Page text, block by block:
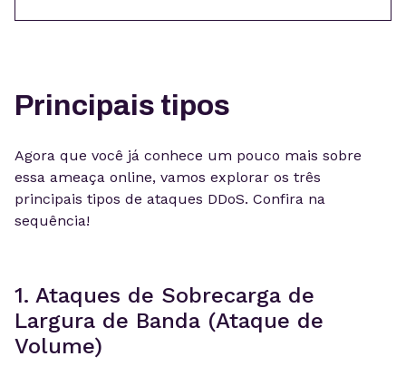
Principais tipos
Agora que você já conhece um pouco mais sobre
essa ameaça online, vamos explorar os três
principais tipos de ataques DDoS. Confira na
sequência!
1. Ataques de Sobrecarga de
Largura de Banda (Ataque de
Volume)